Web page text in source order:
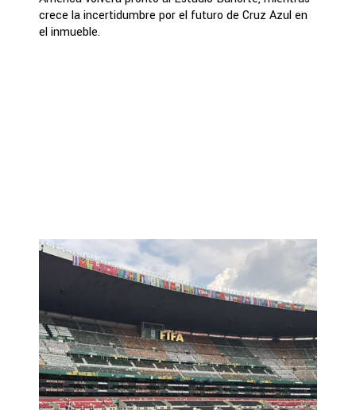
crece la incertidumbre por el futuro de Cruz Azul en
el inmueble.